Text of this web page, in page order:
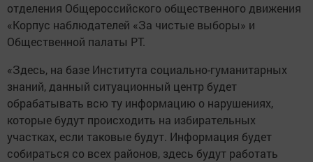
отделения Общероссийского общественного движения
«Корпус наблюдателей «За чистые выборы» и
Общественной палаты РТ.
«Здесь, на базе Института социально-гуманитарных
знаний, данный ситуационный центр будет
обрабатывать всю ту информацию о нарушениях,
которые будут происходить на избирательных
участках, если таковые будут. Информация будет
собираться со всех районов, здесь будут работать